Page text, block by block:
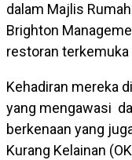
dalam Majlis
Brighton
restoran terkemuka
Kehadiran mereka
yang mengawasi
berkenaan yang
Kurang Kelainan